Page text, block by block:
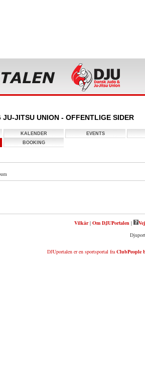
JU-JITSU UNION - OFFENTLIGE SIDER
KALENDER
EVENTS
BOOKING
Vilkår| Om DJUPortalen|
DJUportalen er en sportsportal fraClubPeople